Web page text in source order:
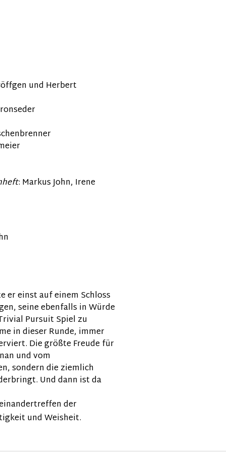
und Herbert
: Markus John, Irene
er einst auf einem Schloss
seine ebenfalls in Würde
Pursuit Spiel zu
in dieser Runde, immer
Die größte Freude für
und vom
sondern die ziemlich
Und dann ist da
der
und Weisheit.